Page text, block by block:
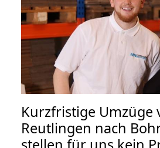
Kurzfristige Umzüge
Reutlingen nach